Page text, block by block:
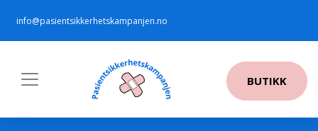
info@pasientsikkerhetskampanjen.no
BUTIKK